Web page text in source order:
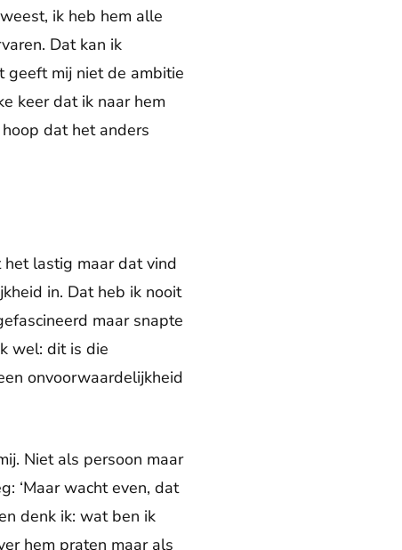
ik heb hem alle
Dat kan ik
geeft mij niet de ambitie
keer dat ik naar hem
dat het anders
het lastig maar dat vind
in. Dat heb ik nooit
maar snapte
wel: dit is die
onvoorwaardelijkheid
Niet als persoon maar
‘Maar wacht even, dat
denk ik: wat ben ik
hem praten maar als